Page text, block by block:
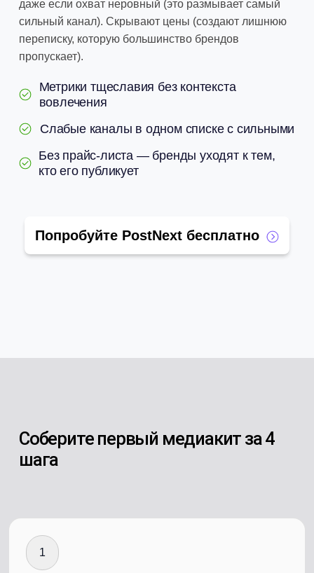
даже если охват неровный (это размывает самый
сильный канал). Скрывают цены (создают лишнюю
переписку, которую большинство брендов
пропускает).
Метрики тщеславия без контекста
вовлечения
Слабые каналы в одном списке с сильными
Без прайс-листа — бренды уходят к тем,
кто его публикует
Попробуйте PostNext бесплатно
Соберите первый медиакит за 4
шага
1